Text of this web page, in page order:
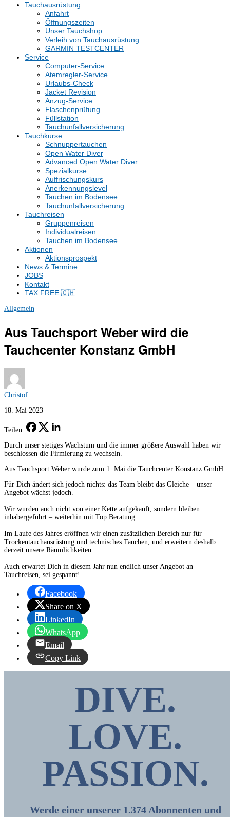
Tauchausrüstung
Anfahrt
Öffnungszeiten
Unser Tauchshop
Verleih von Tauchausrüstung
GARMIN TESTCENTER
Service
Computer-Service
Atemregler-Service
Urlaubs-Check
Jacket Revision
Anzug-Service
Flaschenprüfung
Füllstation
Tauchunfallversicherung
Tauchkurse
Schnuppertauchen
Open Water Diver
Advanced Open Water Diver
Spezialkurse
Auffrischungskurs
Anerkennungslevel
Tauchen im Bodensee
Tauchunfallversicherung
Tauchreisen
Gruppenreisen
Individualreisen
Tauchen im Bodensee
Aktionen
Aktionsprospekt
News & Termine
JOBS
Kontakt
TAX FREE 🇨🇭
Allgemein
Aus Tauchsport Weber wird die
Tauchcenter Konstanz GmbH
Christof
18. Mai 2023
Teilen:
Durch unser stetiges Wachstum und die immer größere Auswahl haben wir
beschlossen die Firmierung zu wechseln.
Aus Tauchsport Weber wurde zum 1. Mai die Tauchcenter Konstanz GmbH.
Für Dich ändert sich jedoch nichts: das Team bleibt das Gleiche – unser
Angebot wächst jedoch.
Wir wurden auch nicht von einer Kette aufgekauft, sondern bleiben
inhabergeführt – weiterhin mit Top Beratung.
Im Laufe des Jahres eröffnen wir einen zusätzlichen Bereich nur für
Trockentauchausrüstung und technisches Tauchen, und erweitern deshalb
derzeit unsere Räumlichkeiten.
Auch erwartet Dich in diesem Jahr nun endlich unser Angebot an
Tauchreisen, sei gespannt!
Facebook
Share on X
LinkedIn
WhatsApp
Email
Copy Link
DIVE.
LOVE.
PASSION.
Werde einer unserer 1.374 Abonnenten und